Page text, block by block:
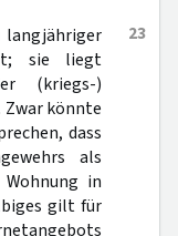
23
langjähriger
sie liegt
(kriegs-)
Zwar könnte
dass
als
in
gilt für